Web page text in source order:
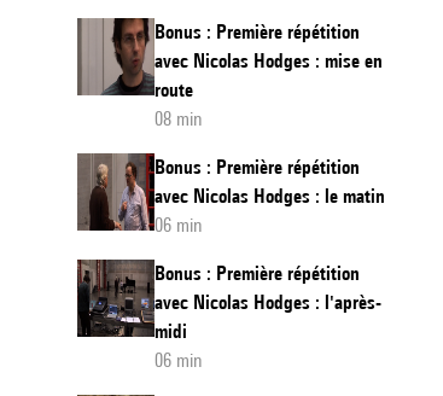
Bonus : Première répétition
avec Nicolas Hodges : mise en
route
08 min
Bonus : Première répétition
avec Nicolas Hodges : le matin
06 min
Bonus : Première répétition
avec Nicolas Hodges : l'après-
midi
06 min